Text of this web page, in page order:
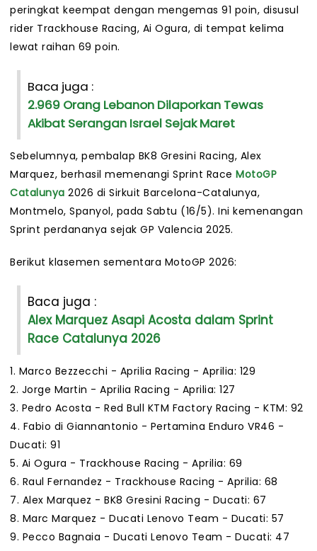
peringkat keempat dengan mengemas 91 poin, disusul
rider Trackhouse Racing, Ai Ogura, di tempat kelima
lewat raihan 69 poin.
Baca juga :
2.969 Orang Lebanon Dilaporkan Tewas
Akibat Serangan Israel Sejak Maret
Sebelumnya, pembalap BK8 Gresini Racing, Alex
Marquez, berhasil memenangi Sprint Race MotoGP
Catalunya 2026 di Sirkuit Barcelona-Catalunya,
Montmelo, Spanyol, pada Sabtu (16/5). Ini kemenangan
Sprint perdananya sejak GP Valencia 2025.
Berikut klasemen sementara MotoGP 2026:
Baca juga :
Alex Marquez Asapi Acosta dalam Sprint
Race Catalunya 2026
1. Marco Bezzecchi - Aprilia Racing - Aprilia: 129
2. Jorge Martin - Aprilia Racing - Aprilia: 127
3. Pedro Acosta - Red Bull KTM Factory Racing - KTM: 92
4. Fabio di Giannantonio - Pertamina Enduro VR46 -
Ducati: 91
5. Ai Ogura - Trackhouse Racing - Aprilia: 69
6. Raul Fernandez - Trackhouse Racing - Aprilia: 68
7. Alex Marquez - BK8 Gresini Racing - Ducati: 67
8. Marc Marquez - Ducati Lenovo Team - Ducati: 57
9. Pecco Bagnaia - Ducati Lenovo Team - Ducati: 47